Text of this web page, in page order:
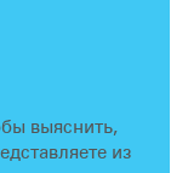
выяснить,
из